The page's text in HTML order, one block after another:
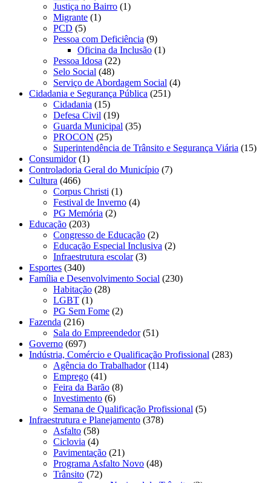
Justiça no Bairro (1)
Migrante (1)
PCD (5)
Pessoa com Deficiência (9)
Oficina da Inclusão (1)
Pessoa Idosa (22)
Selo Social (48)
Serviço de Abordagem Social (4)
Cidadania e Segurança Pública (251)
Cidadania (15)
Defesa Civil (19)
Guarda Municipal (35)
PROCON (25)
Superintendência de Trânsito e Segurança Viária (15)
Consumidor(1)
Controladoria Geral do Município (7)
Cultura (466)
Corpus Christi (1)
Festival de Inverno (4)
PG Memória (2)
Educação (203)
Congresso de Educação (2)
Educação Especial Inclusiva (2)
Infraestrutura escolar(3)
Esportes (340)
Família e Desenvolvimento Social (230)
Habitação (28)
LGBT (1)
PG Sem Fome (2)
Fazenda (216)
Sala do Empreendedor(51)
Governo (697)
Indústria, Comércio e Qualificação Profissional (283)
Agência do Trabalhador(114)
Emprego (41)
Feira da Barão (8)
Investimento (6)
Semana de Qualificação Profissional (5)
Infraestrutura e Planejamento (378)
Asfalto (58)
Ciclovia (4)
Pavimentação (21)
Programa Asfalto Novo (48)
Trânsito (72)